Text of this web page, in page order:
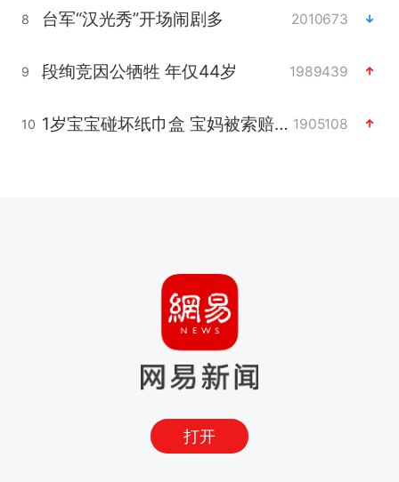
8 台军“汉光秀”开场闹剧多 2010673
9 段绚竞因公牺牲 年仅44岁 1989439
10 1岁宝宝碰坏纸巾盒 宝妈被索赔924元 1905108
打开